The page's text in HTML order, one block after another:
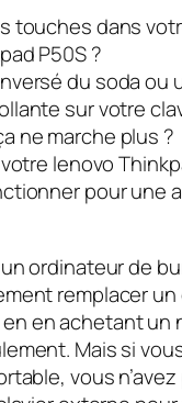
touches dans
P50S ?
du soda ou
sur votre
ne marche plus ?
lenovo
pour une
ordinateur de
remplacer un
en achetant un
Mais si
vous